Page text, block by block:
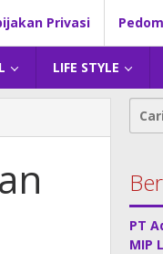
Privasi
LIFE STYLE
Cari
PT
MIP